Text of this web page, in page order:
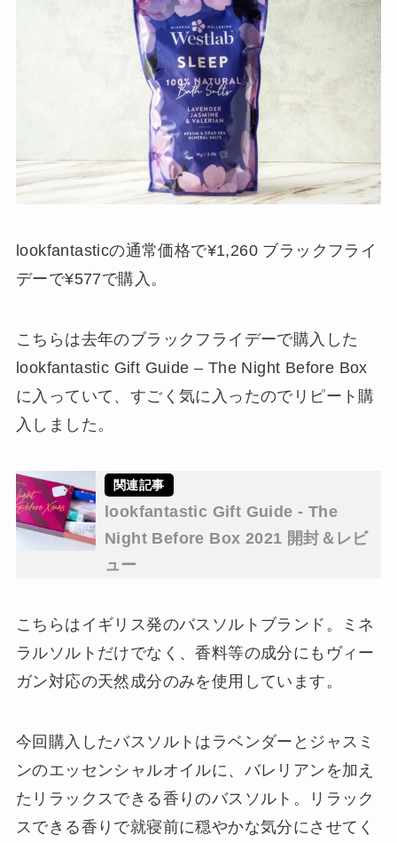
lookfantasticの通常価格で¥1,260 ブラックフライ
デーで¥577で購入。
こちらは去年のブラックフライデーで購入した
lookfantastic Gift Guide – The Night Before Box
に入っていて、すごく気に入ったのでリピート購
入しました。
lookfantastic Gift Guide - The
Night Before Box 2021 開封＆レビ
ュー
こちらはイギリス発のバスソルトブランド。ミネ
ラルソルトだけでなく、香料等の成分にもヴィー
ガン対応の天然成分のみを使用しています。
今回購入したバスソルトはラベンダーとジャスミ
ンのエッセンシャルオイルに、バレリアンを加え
たリラックスできる香りのバスソルト。リラック
スできる香りで就寝前に穏やかな気分にさせてく